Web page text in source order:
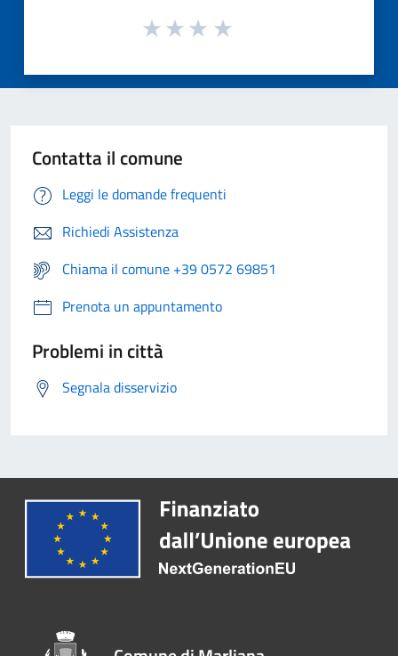
Contatta il comune
Leggi le domande frequenti
Richiedi Assistenza
Chiama il comune +39 0572 69851
Prenota un appuntamento
Problemi in città
Segnala disservizio